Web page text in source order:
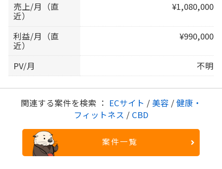
売上/月（直
近）
¥1,080,000
利益/月（直
近）
¥990,000
PV/月 不明
関連する案件を検索 ： ECサイト / 美容 / 健康・
フィットネス / CBD
案件一覧